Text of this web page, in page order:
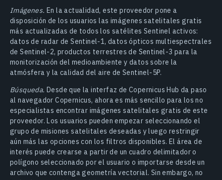
Imágenes. En la actualidad, este proveedor pone a
disposición de los usuarios las imágenes satelitales gratis
más actualizadas de todos los satélites Sentinel activos:
datos de radar de Sentinel-1, datos ópticos multiespectrales
de Sentinel-2, productos terrestres de Sentinel-3 para la
monitorización del medioambiente y datos sobre la
atmósfera y la calidad del aire de Sentinel-5P.
Búsqueda. Desde que la interfaz de Copernicus Hub da paso
al navegador Copernicus, ahora es más sencillo para los no
especialistas encontrar imágenes satelitales gratis de este
proveedor. Los usuarios pueden empezar seleccionando el
grupo de misiones satelitales deseadas y luego restringir
aún más las opciones con los filtros disponibles. El área de
interés puede crearse a partir de un cuadro delimitador o
polígono seleccionado por el usuario o importarse desde un
archivo que contenga geometría vectorial. Sin embargo, no